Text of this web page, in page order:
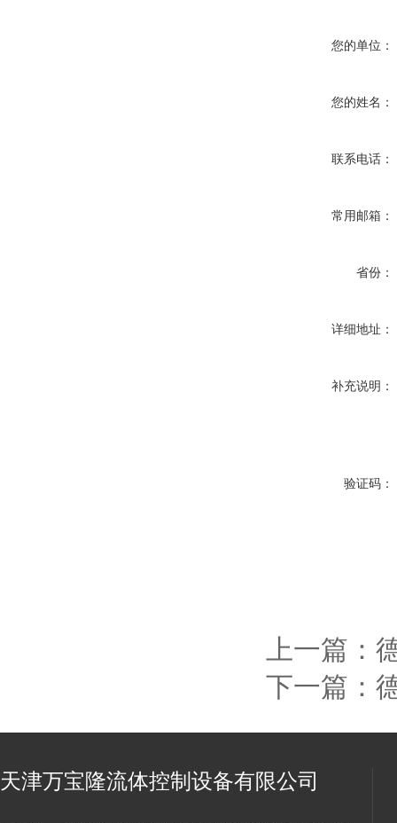
您的单位：
您的姓名：
联系电话：
常用邮箱：
省份：
详细地址：
补充说明：
验证码：
上一篇：
下一篇：
天津万宝隆流体控制设备有限公司